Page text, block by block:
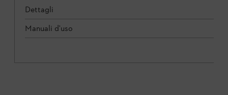
Dettagli
Manuali d'uso